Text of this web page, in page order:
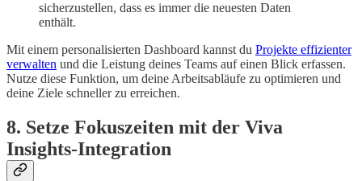
sicherzustellen, dass es immer die neuesten Daten
enthält.
Mit einem personalisierten Dashboard kannst du Projekte effizienter
verwalten und die Leistung deines Teams auf einen Blick erfassen.
Nutze diese Funktion, um deine Arbeitsabläufe zu optimieren und
deine Ziele schneller zu erreichen.
8. Setze Fokuszeiten mit der Viva
Insights-Integration